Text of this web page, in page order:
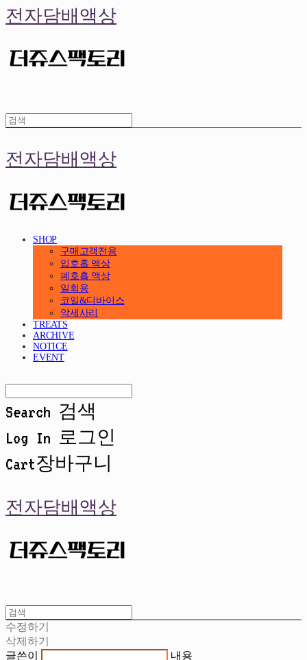
전자담배액상
전자담배액상
SHOP
구매고객전용
입호흡 액상
폐호흡 액상
일회용
코일&디바이스
악세사리
TREATS
ARCHIVE
NOTICE
EVENT
Search 검색
Log In 로그인
Cart장바구니
전자담배액상
수정하기
삭제하기
글쓴이
내용